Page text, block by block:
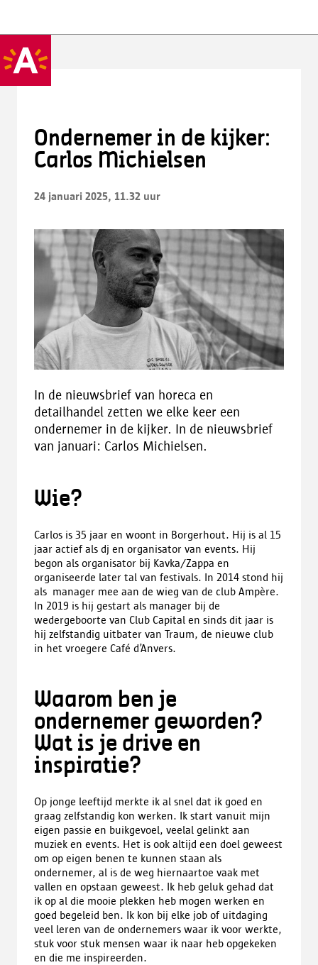
Ondernemer in de kijker:
Carlos Michielsen
24 januari 2025, 11.32 uur
In de nieuwsbrief van horeca en
detailhandel zetten we elke keer een
ondernemer in de kijker. In de nieuwsbrief
van januari: Carlos Michielsen.
Wie?
Carlos is 35 jaar en woont in Borgerhout. Hij is al 15
jaar actief als dj en organisator van events. Hij
begon als organisator bij Kavka/Zappa en
organiseerde later tal van festivals. In 2014 stond hij
als manager mee aan de wieg van de club Ampère.
In 2019 is hij gestart als manager bij de
wedergeboorte van Club Capital en sinds dit jaar is
hij zelfstandig uitbater van Traum, de nieuwe club
in het vroegere Café d’Anvers.
Waarom ben je
ondernemer geworden?
Wat is je drive en
inspiratie?
Op jonge leeftijd merkte ik al snel dat ik goed en
graag zelfstandig kon werken. Ik start vanuit mijn
eigen passie en buikgevoel, veelal gelinkt aan
muziek en events. Het is ook altijd een doel geweest
om op eigen benen te kunnen staan als
ondernemer, al is de weg hiernaartoe vaak met
vallen en opstaan geweest. Ik heb geluk gehad dat
ik op al die mooie plekken heb mogen werken en
goed begeleid ben. Ik kon bij elke job of uitdaging
veel leren van de ondernemers waar ik voor werkte,
stuk voor stuk mensen waar ik naar heb opgekeken
en die me inspireerden.